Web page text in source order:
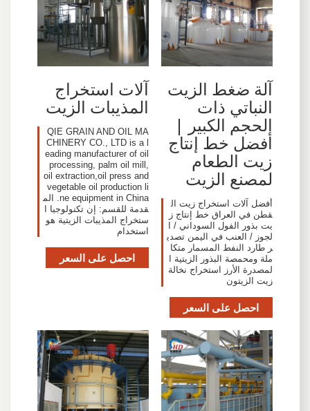
آلة ضغط الزيت
النباتي ذات
الحجم الكبير |
أفضل خط إنتاج
زيت الطعام
لمصنع الزيت
أفضل آلات استخراج زيت ال
قطن في العراق خط إنتاج ز
يت بذور الفول السوداني / ا
لجوز / العنب في اليمن تصدي
ر طارد النفط المسمار متكا
ملة ومحمصة البذور الزيتية ا
لمصدرة الأرز استخراج نخالة
زيت الزيتون
احصل على السعر
آلات استخراج
المذيبات الزيت
QIE GRAIN AND OIL MA
CHINERY CO., LTD is a l
eading manufacturer of oil
processing, palm oil mill,
oil extraction,oil press and
vegetable oil production li
ne equipment in China. الم
قدمة للقسم: إن تكنولوجيا ا
ستخراج المذيبات الزيتية هو
استخدام
احصل على السعر